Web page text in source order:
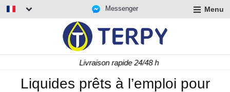
Messenger Menu
Livraison rapide 24/48 h
Liquides prêts à l’emploi pour